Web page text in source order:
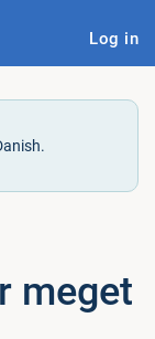
Log in
meget